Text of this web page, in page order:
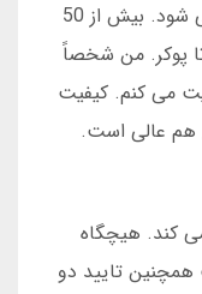
گرگ بت تنها به بازی انفجار محدود نمی شود. بیش از 50
تا پوکر. من شخصاً
می کنم. کیفیت
هم عالی است.
کند. هیچگاه
تایید دو